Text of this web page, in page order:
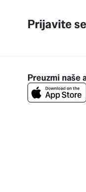
Prijavite
Preuzmi naše